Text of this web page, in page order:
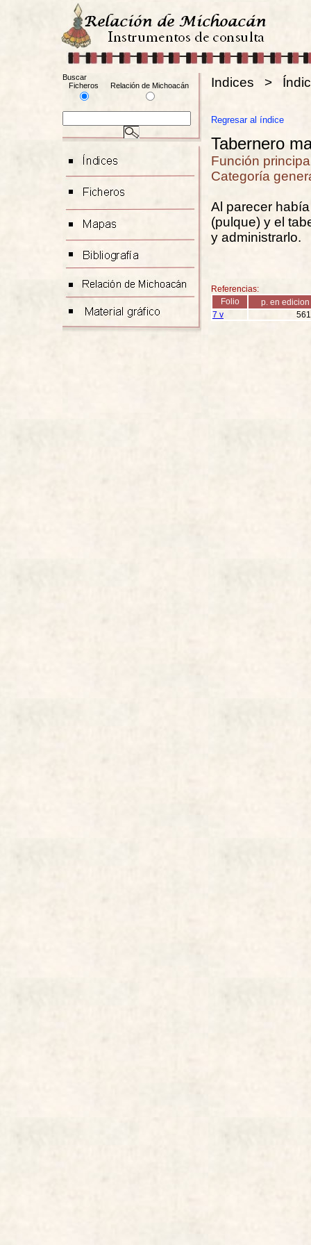
Buscar
Ficheros
Relación de Michoacán Indices >
Regresar al índice
Tabernero
Función
Categoría
Al parecer
(pulque) y el
y administrarlo.